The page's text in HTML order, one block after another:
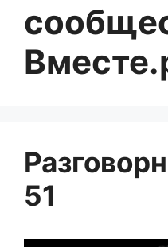
51